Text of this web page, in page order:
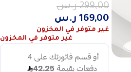
299,00 ر.س
169,00 ر.س
غير متوفر في المخزون
غير متوفر في المخزون